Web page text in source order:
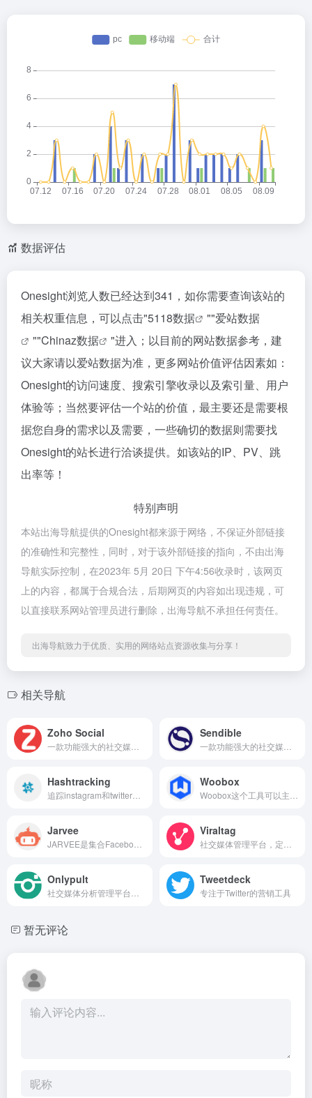
数据评估
Onesight浏览人数已经达到341，如你需要查询该站的
相关权重信息，可以点击"5118数据 ""爱站数据
""Chinaz数据
"进入；以目前的网站数据参考，建
议大家请以爱站数据为准，更多网站价值评估因素如：
Onesight的访问速度、搜索引擎收录以及索引量、用户
体验等；当然要评估一个站的价值，最主要还是需要根
据您自身的需求以及需要，一些确切的数据则需要找
Onesight的站长进行洽谈提供。如该站的IP、PV、跳
出率等！
特别声明
本站出海导航提供的Onesight都来源于网络，不保证外部链接
的准确性和完整性，同时，对于该外部链接的指向，不由出海
导航实际控制，在2023年 5月 20日 下午4:56收录时，该网页
上的内容，都属于合规合法，后期网页的内容如出现违规，可
以直接联系网站管理员进行删除，出海导航不承担任何责任。
出海导航致力于优质、实用的网络站点资源收集与分享！
相关导航
Zoho Social Sendible
Hashtracking Woobox
Jarvee Viraltag
Onlypult Tweetdeck
专注于Twitter的营销工具
暂无评论